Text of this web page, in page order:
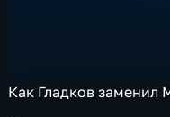
Как Гладков заменил